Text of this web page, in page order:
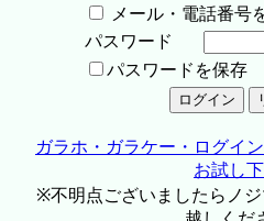
メール・電話番号
パスワード
パスワードを保存
ガラホ・ガラケー・ログイ
お試し
※不明点ございましたらノ